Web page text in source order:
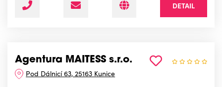
DETAIL
Agentura MAITESS s.r.o.
Pod Dálnicí 63, 25163 Kunice